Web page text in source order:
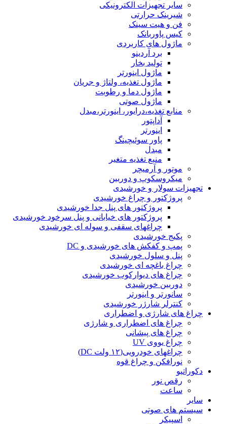
سایر تجهیزات الکترونیکی
شیرینک حرارتی
فن و هیت سینک
کیس پاوربانک
ماژول های کاربردی
برد آردینو
تولید بخار
ماژول اینورتر
ماژول تغذیه، ولتاژ و جریان
ماژول دما و رطوبت
ماژول صوتی
منابع تغذیه،درایور، اینورتر،مبدل
آداپتور
اینورتر
پاور سوئیچینگ
مبدل
منبع تغذیه متغیر
موتور و آرمیچر
میکروسکوپ و دوربین
تجهیزات سولار و خورشیدی
پروژکتور و چراغ خورشیدی
پروژکتور های پنل جدا خورشیدی
پروژکتور های خیابانی و پنل سرخود خورشیدی
چراغهای سقفی و سوله ای خورشیدی
پکیج خورشیدی
پمپ و کفکش های خورشیدی و DC
پنل و سلول خورشیدی
چراغ باغچه ای خورشیدی
چراغ های دیوارکوب خورشیدی
دوربین خورشیدی
سانورتر و اینورتر
کنترلر شارژر خورشیدی
چراغ های شارژی و اضطراری
چراغ های اضطراری و شارژی
چراغ های پیشانی
چراغ یووی UV
چراغهای خودرویی(۱۲ ولت DC)
نورافکن و چراغ قوه
دکوراتیو
رقص نور
ساعت
سایر
سیستم های صوتی
اسپیکر